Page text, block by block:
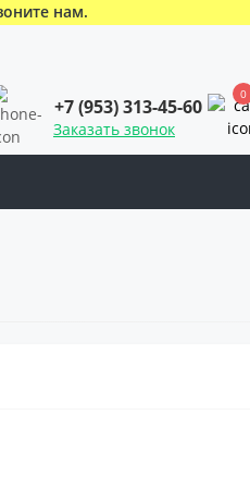
нам.
+7 (953) 313-45-60
Заказать звонок
0